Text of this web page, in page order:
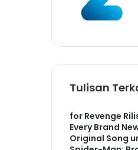
Tulisan
for Revenge
Every Brand
Original Song